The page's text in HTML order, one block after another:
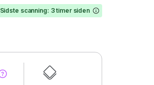
Sidste scanning: 3 timer siden